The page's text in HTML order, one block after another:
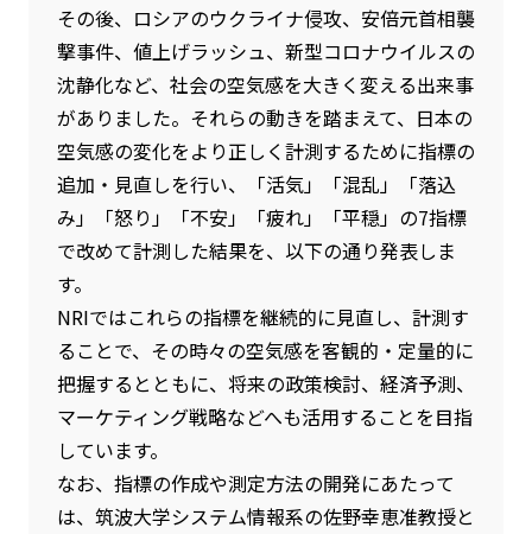
その後、ロシアのウクライナ侵攻、安倍元首相襲
撃事件、値上げラッシュ、新型コロナウイルスの
沈静化など、社会の空気感を大きく変える出来事
がありました。それらの動きを踏まえて、日本の
空気感の変化をより正しく計測するために指標の
追加・見直しを行い、「活気」「混乱」「落込
み」「怒り」「不安」「疲れ」「平穏」の7指標
で改めて計測した結果を、以下の通り発表しま
す。
NRIではこれらの指標を継続的に見直し、計測す
ることで、その時々の空気感を客観的・定量的に
把握するとともに、将来の政策検討、経済予測、
マーケティング戦略などへも活用することを目指
しています。
なお、指標の作成や測定方法の開発にあたって
は、筑波大学システム情報系の佐野幸恵准教授と